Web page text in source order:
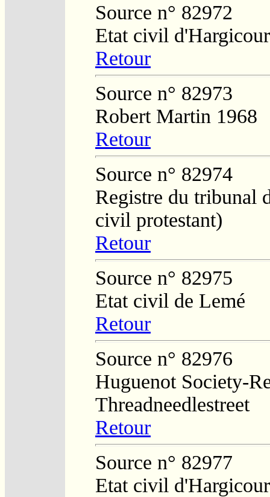
Source n° 82972
Etat civil
Retour
Source n° 82973
Robert Martin 1968
Retour
Source n° 82974
Registre du tribunal
civil protestant)
Retour
Source n° 82975
Etat civil de Lemé
Retour
Source n° 82976
Huguenot Society-
Threadneedlestreet
Retour
Source n° 82977
Etat civil